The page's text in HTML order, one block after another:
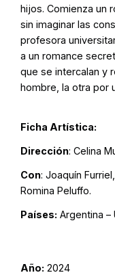
hijos. Comienza un
sin imaginar las
profesora
a un romance
que se intercalan y
hombre, la otra por
Ficha Artística:
Dirección: Celina
Con: Joaquín
Romina Peluffo.
Países: Argentina –
Año: 2024